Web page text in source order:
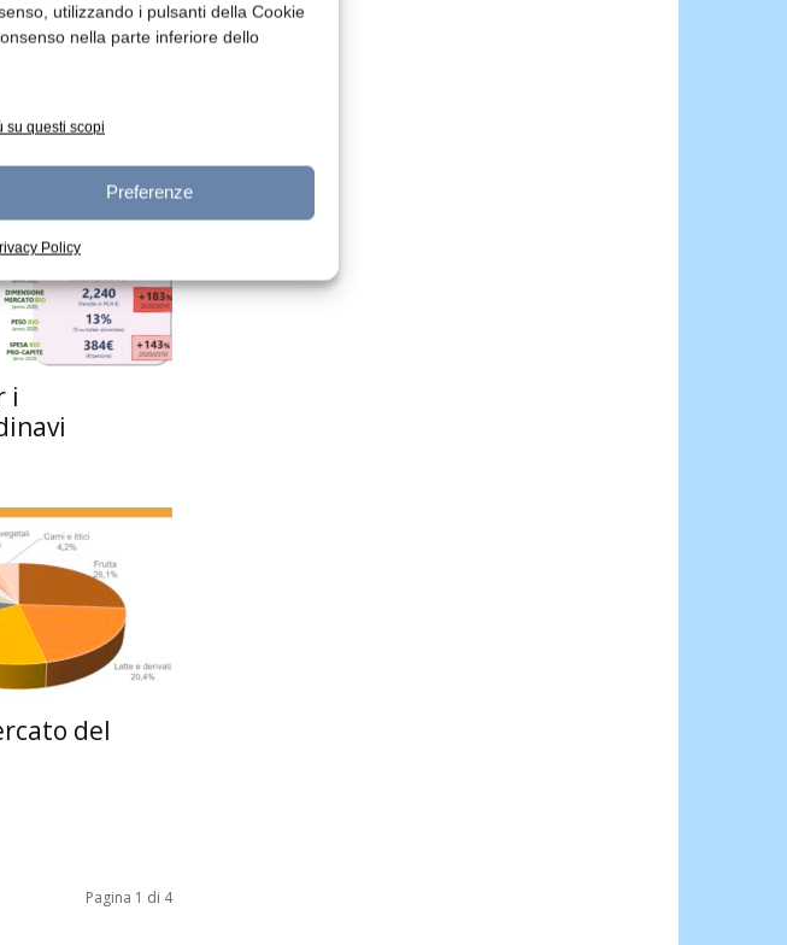
utilizzando i pulsanti della Cookie
nella parte inferiore dello
su questi scopi
Preferenze
Policy
i
del
Pagina 1 di 4